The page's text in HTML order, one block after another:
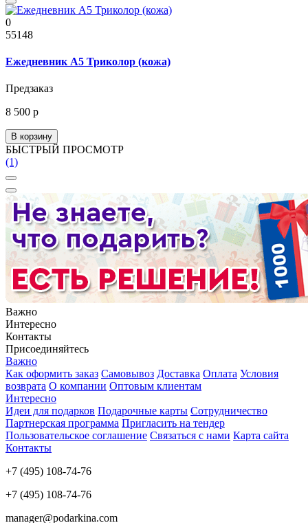
0
55148
Ежедневник А5 Триколор (кожа)
Предзаказ
8 500 р
В корзину
БЫСТРЫЙ ПРОСМОТР
(1)
Важно
Интересно
Контакты
Присоединяйтесь
Важно
Как оформить заказ Самовывоз Доставка Оплата Условия
возврата О компании Оптовым клиентам
Интересно
Идеи для подарков Подарочные карты Сотрудничество
Партнерская программа Пригласить на тендер
Пользовательское соглашение Связаться с нами Карта сайта
Контакты
+7 (495) 108-74-76
+7 (495) 108-74-76
manager@podarkina.com